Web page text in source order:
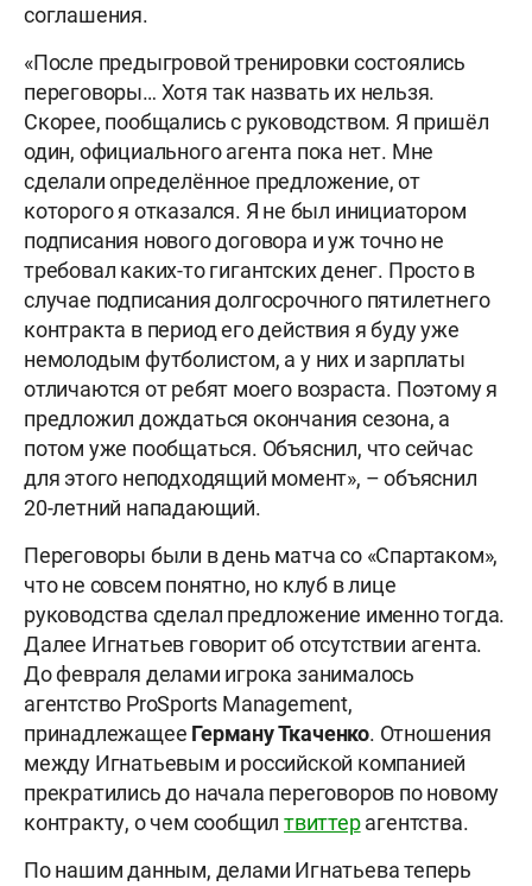
соглашения.
«После предыгровой тренировки состоялись
переговоры… Хотя так назвать их нельзя.
Скорее, пообщались с руководством. Я пришёл
один, официального агента пока нет. Мне
сделали определённое предложение, от
которого я отказался. Я не был инициатором
подписания нового договора и уж точно не
требовал каких-то гигантских денег. Просто в
случае подписания долгосрочного пятилетнего
контракта в период его действия я буду уже
немолодым футболистом, а у них и зарплаты
отличаются от ребят моего возраста. Поэтому я
предложил дождаться окончания сезона, а
потом уже пообщаться. Объяснил, что сейчас
для этого неподходящий момент», – объяснил
20-летний нападающий.
Переговоры были в день матча со «Спартаком»,
что не совсем понятно, но клуб в лице
руководства сделал предложение именно тогда.
Далее Игнатьев говорит об отсутствии агента.
До февраля делами игрока занималось
агентство ProSports Management,
принадлежащее Герману Ткаченко. Отношения
между Игнатьевым и российской компанией
прекратились до начала переговоров по новому
контракту, о чем сообщилтвиттерагентства.
По нашим данным, делами Игнатьева теперь